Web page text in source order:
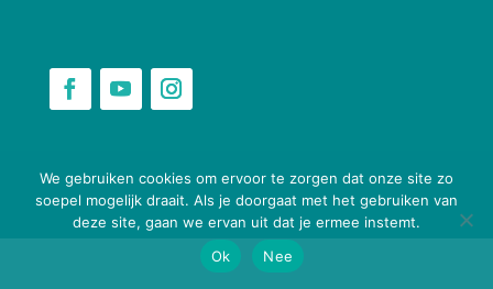
We gebruiken cookies om ervoor te zorgen dat onze site zo
soepel mogelijk draait. Als je doorgaat met het gebruiken van
deze site, gaan we ervan uit dat je ermee instemt.
Ok
Nee